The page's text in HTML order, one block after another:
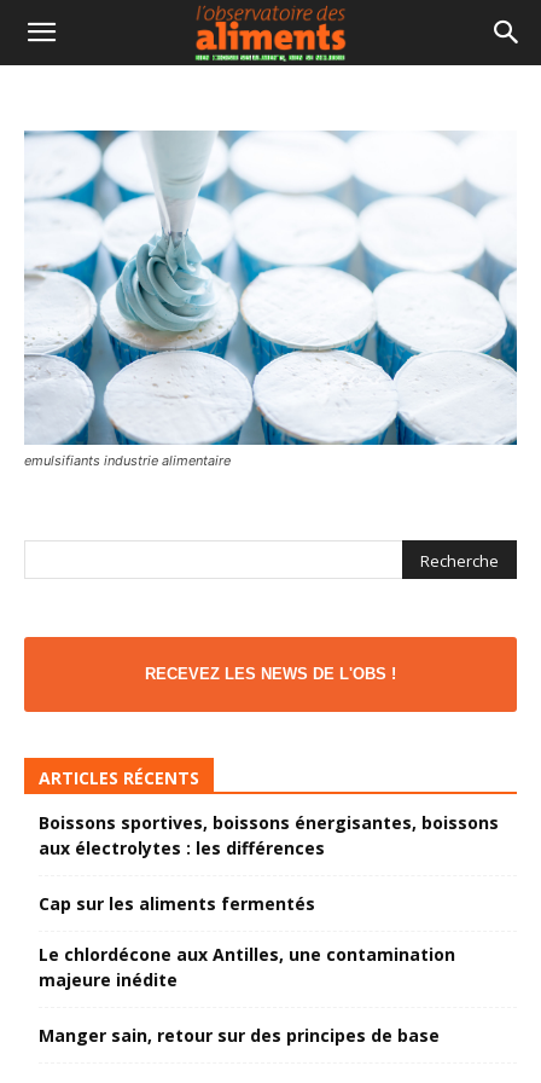
emulsifiants industrie alimentaire
RECEVEZ LES NEWS DE L'OBS !
ARTICLES RÉCENTS
Boissons sportives, boissons énergisantes, boissons
aux électrolytes : les différences
Cap sur les aliments fermentés
Le chlordécone aux Antilles, une contamination
majeure inédite
Manger sain, retour sur des principes de base